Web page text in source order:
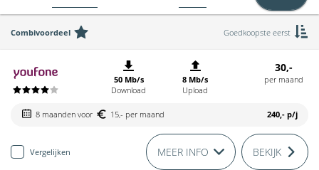
Combivoordeel Goedkoopste eerst
50 Mb/s
Download
8 Mb/s
Upload
30,-
per maand
8 maanden voor 15,- per maand 240,- p/j
Vergelijken MEER INFO BEKIJK